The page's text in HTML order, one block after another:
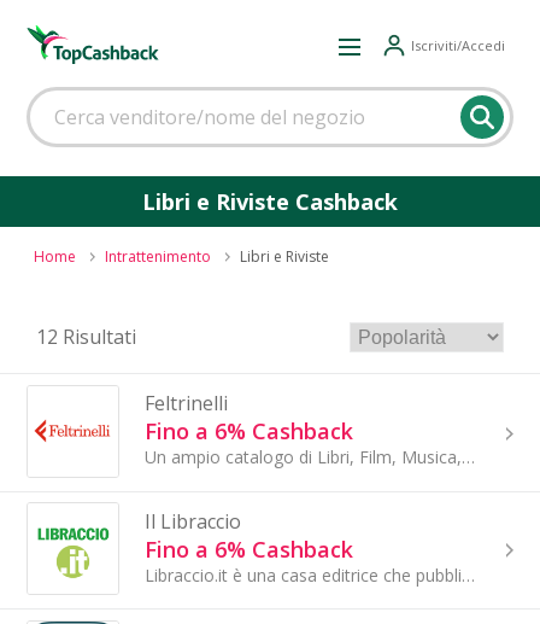
Iscriviti/Accedi
Libri e Riviste Cashback
Home Intrattenimento Libri e Riviste
12 Risultati
Feltrinelli
Fino a 6% Cashback
Un ampio catalogo di Libri, Film, Musica, Videogiochi e molto altro. Scopri tutte le offerte e approfitta della spedizione gratuita su ordini...
Il Libraccio
Fino a 6% Cashback
Libraccio.it è una casa editrice che pubblica e vende libri proponendo un vastissimo catalogo di tutti i generi e articoli di cartoleria...